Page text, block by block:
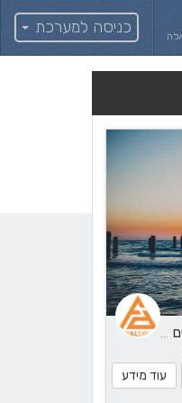
כניסה למערכת
פיינל דראם - Final Drum - תקליטנים - DJ, נגן / הרכב מוזיקלי, שירותי מוזיקה
עוד מידע